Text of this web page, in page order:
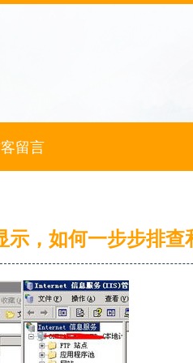
留言
示，如何一步步排查